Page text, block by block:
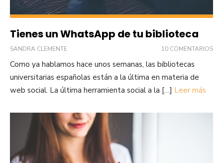
Tienes un WhatsApp de tu biblioteca
SANDRA CLEMENTE 10 COMENTARIOS
Como ya hablamos hace unos semanas, las bibliotecas
universitarias españolas están a la última en materia de
web social. La última herramienta social a la […] Leer más